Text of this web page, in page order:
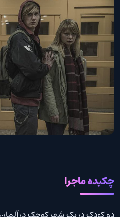
چکیده ماجرا